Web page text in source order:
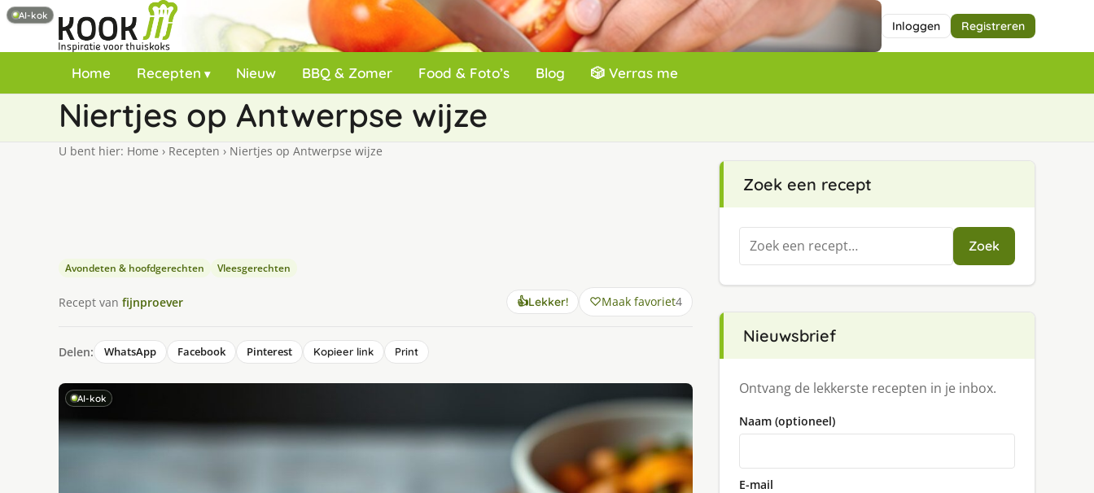
Inloggen Registreren
Home Recepten Nieuw BBQ & Zomer Food & Foto’s Blog 🎲 Verras me
Niertjes op Antwerpse wijze
U bent hier: Home › Recepten › Niertjes op Antwerpse wijze
Avondeten & hoofdgerechten Vleesgerechten
Recept van fijnproever 👍Lekker! Maak favoriet4
Delen: WhatsApp Facebook Pinterest Kopieer link Print
AI-kok
Zoek een recept
Zoeken
naar:
Zoek
Nieuwsbrief
Ontvang de lekkerste recepten in je inbox.
Naam (optioneel)
E-mail
AI-kok